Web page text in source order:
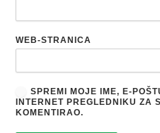
WEB-STRANICA
SPREMI MOJE IME, E-
INTERNET PREGLEDNIKU ZA
KOMENTIRAO.